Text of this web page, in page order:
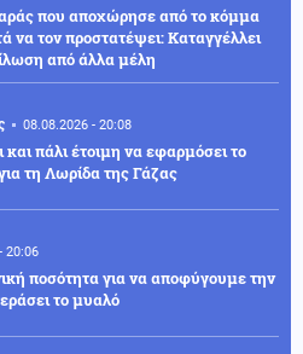
που αποχώρησε από το κόμμα
να τον προστατέψει: Καταγγέλλει
από άλλα μέλη
08.08.2026 - 20:08
πάλι έτοιμη να εφαρμόσει το
τη Λωρίδα της Γάζας
20:06
ποσότητα για να αποφύγουμε την
το μυαλό